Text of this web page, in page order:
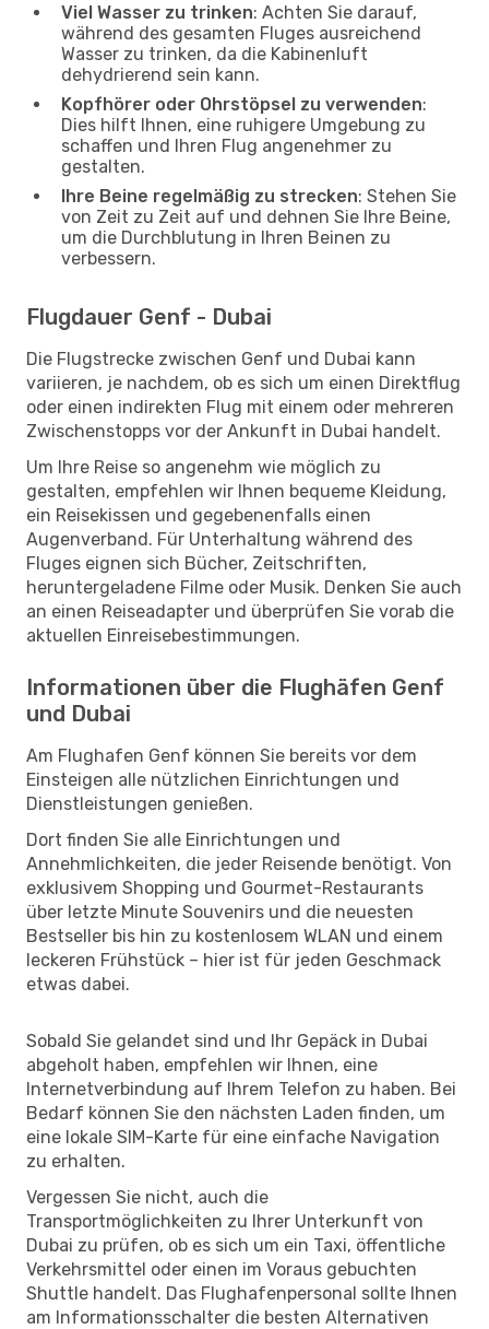
Viel Wasser zu trinken: Achten Sie darauf,
während des gesamten Fluges ausreichend
Wasser zu trinken, da die Kabinenluft
dehydrierend sein kann.
Kopfhörer oder Ohrstöpsel zu verwenden:
Dies hilft Ihnen, eine ruhigere Umgebung zu
schaffen und Ihren Flug angenehmer zu
gestalten.
Ihre Beine regelmäßig zu strecken: Stehen Sie
von Zeit zu Zeit auf und dehnen Sie Ihre Beine,
um die Durchblutung in Ihren Beinen zu
verbessern.
Flugdauer Genf - Dubai
Die Flugstrecke zwischen Genf und Dubai kann
variieren, je nachdem, ob es sich um einen Direktflug
oder einen indirekten Flug mit einem oder mehreren
Zwischenstopps vor der Ankunft in Dubai handelt.
Um Ihre Reise so angenehm wie möglich zu
gestalten, empfehlen wir Ihnen bequeme Kleidung,
ein Reisekissen und gegebenenfalls einen
Augenverband. Für Unterhaltung während des
Fluges eignen sich Bücher, Zeitschriften,
heruntergeladene Filme oder Musik. Denken Sie auch
an einen Reiseadapter und überprüfen Sie vorab die
aktuellen Einreisebestimmungen.
Informationen über die Flughäfen Genf
und Dubai
Am Flughafen Genf können Sie bereits vor dem
Einsteigen alle nützlichen Einrichtungen und
Dienstleistungen genießen.
Dort finden Sie alle Einrichtungen und
Annehmlichkeiten, die jeder Reisende benötigt. Von
exklusivem Shopping und Gourmet-Restaurants
über letzte Minute Souvenirs und die neuesten
Bestseller bis hin zu kostenlosem WLAN und einem
leckeren Frühstück – hier ist für jeden Geschmack
etwas dabei.
Sobald Sie gelandet sind und Ihr Gepäck in Dubai
abgeholt haben, empfehlen wir Ihnen, eine
Internetverbindung auf Ihrem Telefon zu haben. Bei
Bedarf können Sie den nächsten Laden finden, um
eine lokale SIM-Karte für eine einfache Navigation
zu erhalten.
Vergessen Sie nicht, auch die
Transportmöglichkeiten zu Ihrer Unterkunft von
Dubai zu prüfen, ob es sich um ein Taxi, öffentliche
Verkehrsmittel oder einen im Voraus gebuchten
Shuttle handelt. Das Flughafenpersonal sollte Ihnen
am Informationsschalter die besten Alternativen